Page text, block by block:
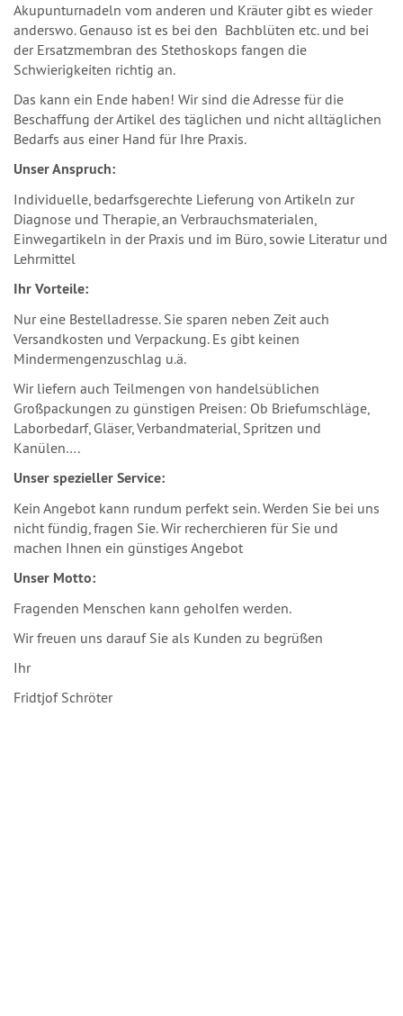
Akupunturnadeln vom anderen und Kräuter gibt es wieder
anderswo. Genauso ist es bei den Bachblüten etc. und bei
der Ersatzmembran des Stethoskops fangen die
Schwierigkeiten richtig an.
Das kann ein Ende haben! Wir sind die Adresse für die
Beschaffung der Artikel des täglichen und nicht alltäglichen
Bedarfs aus einer Hand für Ihre Praxis.
Unser Anspruch:
Individuelle, bedarfsgerechte Lieferung von Artikeln zur
Diagnose und Therapie, an Verbrauchsmaterialen,
Einwegartikeln in der Praxis und im Büro, sowie Literatur und
Lehrmittel
Ihr Vorteile:
Nur eine Bestelladresse. Sie sparen neben Zeit auch
Versandkosten und Verpackung. Es gibt keinen
Mindermengenzuschlag u.ä.
Wir liefern auch Teilmengen von handelsüblichen
Großpackungen zu günstigen Preisen: Ob Briefumschläge,
Laborbedarf, Gläser, Verbandmaterial, Spritzen und
Kanülen….
Unser spezieller Service:
Kein Angebot kann rundum perfekt sein. Werden Sie bei uns
nicht fündig, fragen Sie. Wir recherchieren für Sie und
machen Ihnen ein günstiges Angebot
Unser Motto:
Fragenden Menschen kann geholfen werden.
Wir freuen uns darauf Sie als Kunden zu begrüßen
Ihr
Fridtjof Schröter